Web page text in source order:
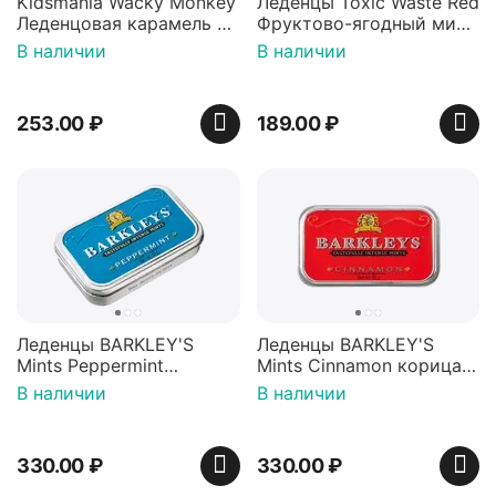
Леденцовая карамель с
игрушкой Ваки Манки
12г, Китай
В наличии
253.00₽
Фруктово-ягодный микс
Красная банка 42 г,
Пакистан
В наличии
189.00₽
Леденцы BARKLEY'S
Mints Peppermint
перечная мята 50г,
Нидерланды
В наличии
330.00₽
Леденцы BARKLEY'S
Mints Cinnamon корица
50г, Нидерланды
В наличии
330.00₽